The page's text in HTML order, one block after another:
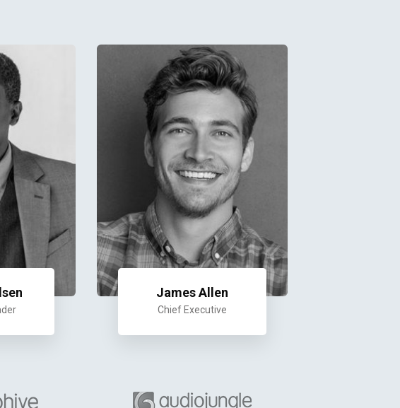
James Allen
Chief Executive